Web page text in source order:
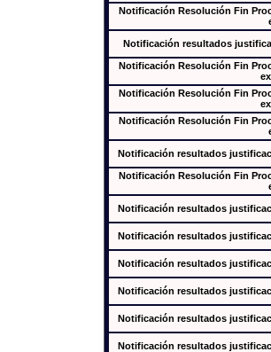
Notificación Resolución Fin
Notificación resultados
Notificación Resolución Fin
Notificación Resolución Fin
Notificación Resolución Fin
Notificación resultados
Notificación Resolución Fin
Notificación resultados
Notificación resultados
Notificación resultados
Notificación resultados
Notificación resultados
Notificación resultados